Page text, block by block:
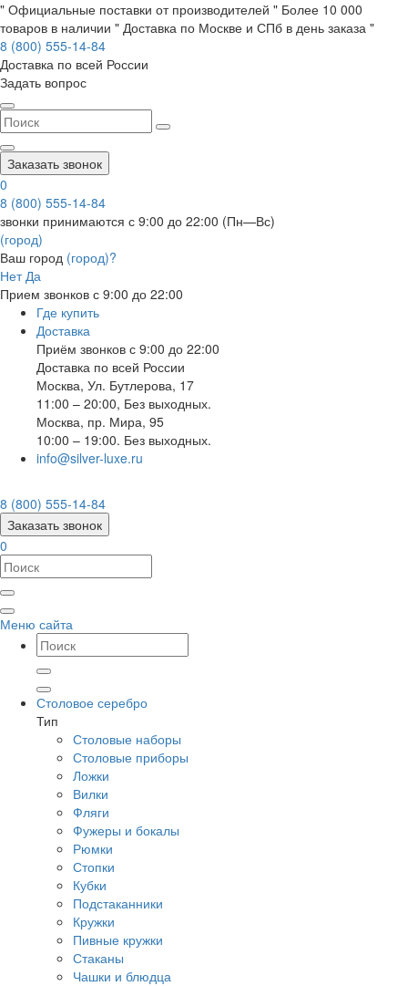
" Официальные поставки от производителей " Более 10 000
товаров в наличии " Доставка по Москве и СПб в день заказа "
8 (800) 555-14-84
Доставка по всей России
Задать вопрос
Заказать звонок
0
8 (800) 555-14-84
звонки принимаются с 9:00 до 22:00 (Пн—Вс)
(город)
Ваш город (город)?
Нет Да
Прием звонков с 9:00 до 22:00
Где купить
Доставка
Приём звонков с 9:00 до 22:00
Доставка по всей России
Москва, Ул. Бутлерова, 17
11:00 – 20:00, Без выходных.
Москва, пр. Мира, 95
10:00 – 19:00. Без выходных.
info@silver-luxe.ru
8 (800) 555-14-84
Заказать звонок
0
Меню сайта
Столовое серебро
Тип
Столовые наборы
Столовые приборы
Ложки
Вилки
Фляги
Фужеры и бокалы
Рюмки
Стопки
Кубки
Подстаканники
Кружки
Пивные кружки
Стаканы
Чашки и блюдца